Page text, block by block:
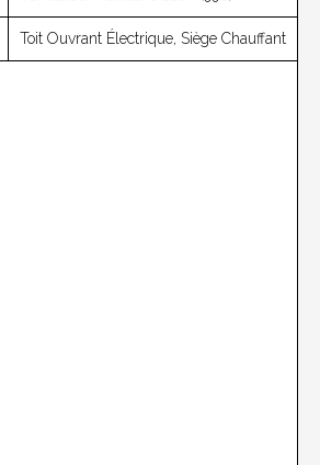
Toit Ouvrant Électrique, Siège Chauffant